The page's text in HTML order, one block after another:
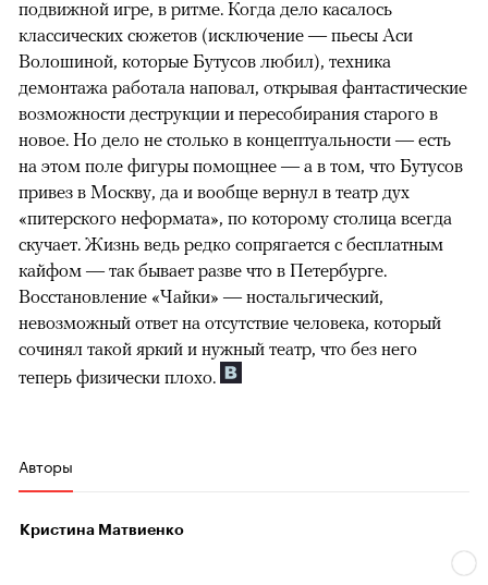
подвижной игре, в ритме. Когда дело касалось
классических сюжетов (исключение — пьесы Аси
Волошиной, которые Бутусов любил), техника
демонтажа работала наповал, открывая фантастические
возможности деструкции и пересобирания старого в
новое. Но дело не столько в концептуальности — есть
на этом поле фигуры помощнее — а в том, что Бутусов
привез в Москву, да и вообще вернул в театр дух
«питерского неформата», по которому столица всегда
скучает. Жизнь ведь редко сопрягается с бесплатным
кайфом — так бывает разве что в Петербурге.
Восстановление «Чайки» — ностальгический,
невозможный ответ на отсутствие человека, который
сочинял такой яркий и нужный театр, что без него
теперь физически плохо.
Авторы
Кристина Матвиенко